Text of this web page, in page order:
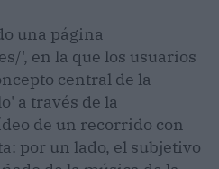
una página
', en la que los usuarios
central de la
a través de la
de un recorrido con
por un lado, el subjetivo